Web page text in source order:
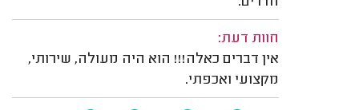
חוות דעת:
אין דברים כאלה!!! הוא היה מעולה, שירותי,
מקצועי ואכפתי.